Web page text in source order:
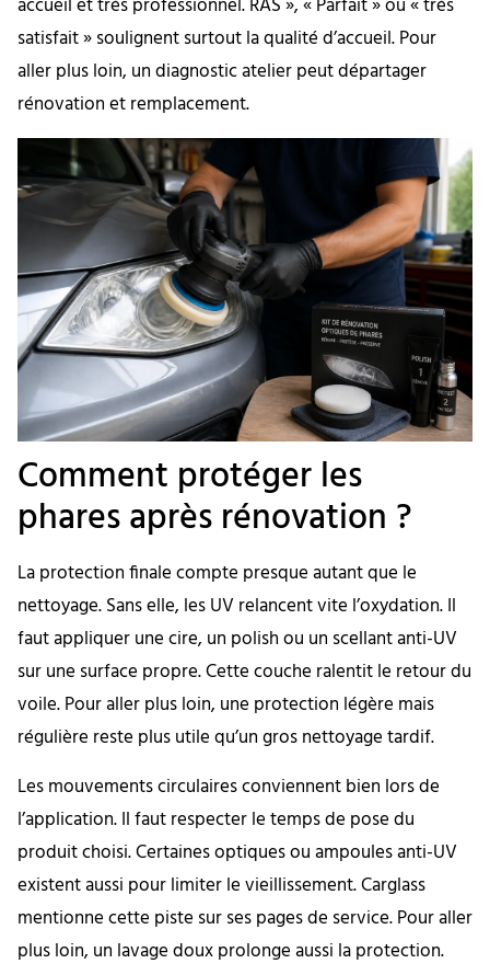
accueil et très professionnel. RAS », « Parfait » ou « très
satisfait » soulignent surtout la qualité d’accueil. Pour
aller plus loin, un diagnostic atelier peut départager
rénovation et remplacement.
Comment protéger les
phares après rénovation ?
La protection finale compte presque autant que le
nettoyage. Sans elle, les UV relancent vite l’oxydation. Il
faut appliquer une cire, un polish ou un scellant anti-UV
sur une surface propre. Cette couche ralentit le retour du
voile. Pour aller plus loin, une protection légère mais
régulière reste plus utile qu’un gros nettoyage tardif.
Les mouvements circulaires conviennent bien lors de
l’application. Il faut respecter le temps de pose du
produit choisi. Certaines optiques ou ampoules anti-UV
existent aussi pour limiter le vieillissement. Carglass
mentionne cette piste sur ses pages de service. Pour aller
plus loin, un lavage doux prolonge aussi la protection.